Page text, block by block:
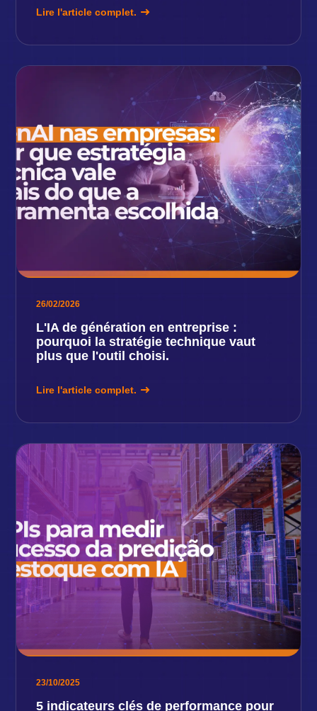
Lire l'article complet.
26/02/2026
L'IA de génération en entreprise :
pourquoi la stratégie technique vaut
plus que l'outil choisi.
Lire l'article complet.
23/10/2025
5 indicateurs clés de performance pour